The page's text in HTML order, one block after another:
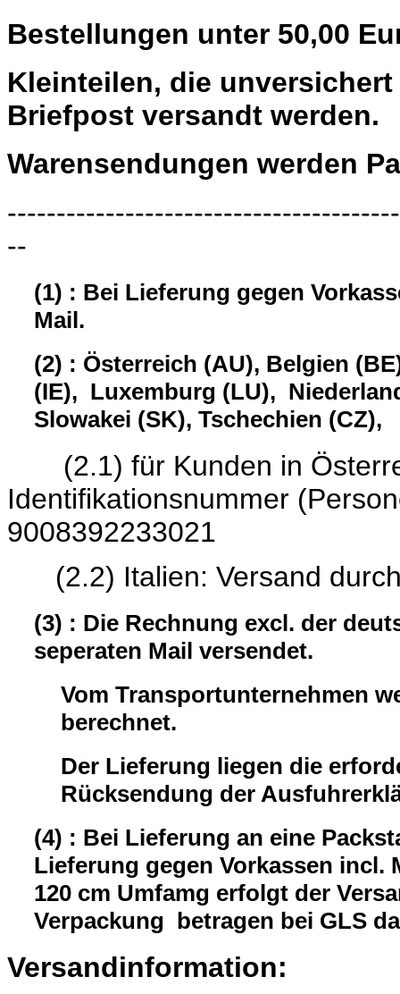
Bestellungen unter 50,00
Kleinteilen, die
Briefpost versandt werden.
Warensendungen werden
--
(1) : Bei Lieferung gegen
Mail.
(2) : Österreich (AU), Belgien
(IE), Luxemburg (LU),
Slowakei (SK), Tschechien (CZ),
(2.1) für Kunden in
9008392233021
(2.2) Italien: Versand durch
(3) : Die Rechnung excl. der
seperaten Mail versendet.
Vom Transportunternehmen
berechnet.
Der Lieferung liegen die
Rücksendung der
(4) : Bei Lieferung an eine
Lieferung gegen Vorkassen incl.
120 cm Umfamg erfolgt der
Verpackung betragen bei GLS
Versandinformation: